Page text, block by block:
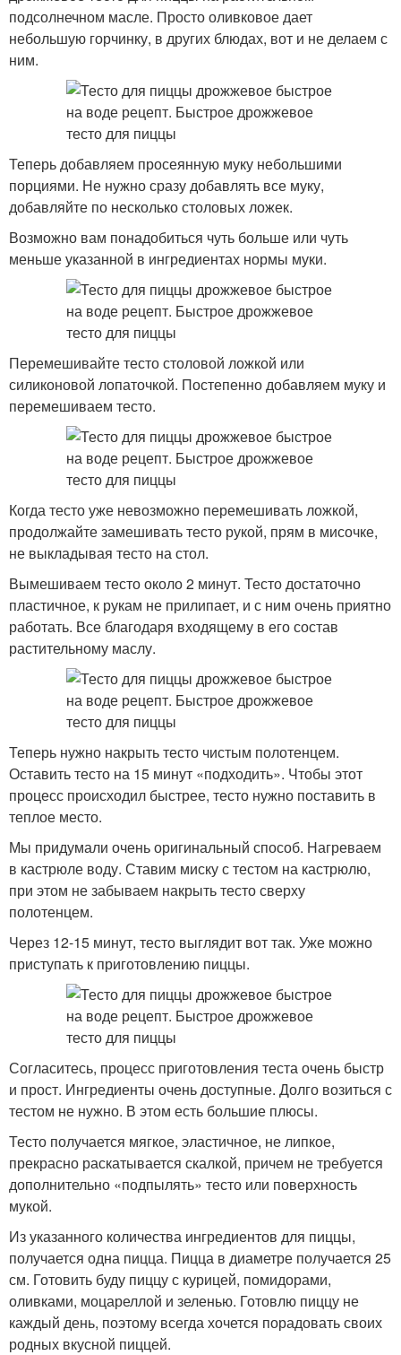
подсолнечном масле. Просто оливковое дает
небольшую горчинку, в других блюдах, вот и не делаем с
ним.
Теперь добавляем просеянную муку небольшими
порциями. Не нужно сразу добавлять все муку,
добавляйте по несколько столовых ложек.
Возможно вам понадобиться чуть больше или чуть
меньше указанной в ингредиентах нормы муки.
Перемешивайте тесто столовой ложкой или
силиконовой лопаточкой. Постепенно добавляем муку и
перемешиваем тесто.
Когда тесто уже невозможно перемешивать ложкой,
продолжайте замешивать тесто рукой, прям в мисочке,
не выкладывая тесто на стол.
Вымешиваем тесто около 2 минут. Тесто достаточно
пластичное, к рукам не прилипает, и с ним очень приятно
работать. Все благодаря входящему в его состав
растительному маслу.
Теперь нужно накрыть тесто чистым полотенцем.
Оставить тесто на 15 минут «подходить». Чтобы этот
процесс происходил быстрее, тесто нужно поставить в
теплое место.
Мы придумали очень оригинальный способ. Нагреваем
в кастрюле воду. Ставим миску с тестом на кастрюлю,
при этом не забываем накрыть тесто сверху
полотенцем.
Через 12-15 минут, тесто выглядит вот так. Уже можно
приступать к приготовлению пиццы.
Согласитесь, процесс приготовления теста очень быстр
и прост. Ингредиенты очень доступные. Долго возиться с
тестом не нужно. В этом есть большие плюсы.
Тесто получается мягкое, эластичное, не липкое,
прекрасно раскатывается скалкой, причем не требуется
дополнительно «подпылять» тесто или поверхность
мукой.
Из указанного количества ингредиентов для пиццы,
получается одна пицца. Пицца в диаметре получается 25
см. Готовить буду пиццу с курицей, помидорами,
оливками, моцареллой и зеленью. Готовлю пиццу не
каждый день, поэтому всегда хочется порадовать своих
родных вкусной пиццей.